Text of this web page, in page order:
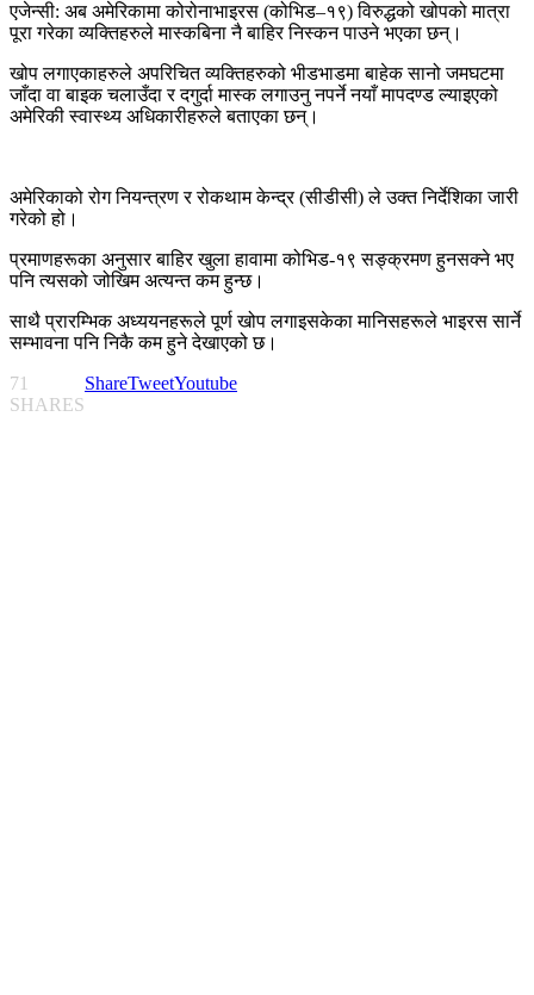
एजेन्सी: अब अमेरिकामा कोरोनाभाइरस (कोभिड–१९) विरुद्धको खोपको मात्रा
पूरा गरेका व्यक्तिहरुले मास्कबिना नै बाहिर निस्कन पाउने भएका छन्।
खोप लगाएकाहरुले अपरिचित व्यक्तिहरुको भीडभाडमा बाहेक सानो जमघटमा
जाँदा वा बाइक चलाउँदा र दगुर्दा मास्क लगाउनु नपर्ने नयाँ मापदण्ड ल्याइएको
अमेरिकी स्वास्थ्य अधिकारीहरुले बताएका छन्।
अमेरिकाको रोग नियन्त्रण र रोकथाम केन्द्र (सीडीसी) ले उक्त निर्देशिका जारी
गरेको हो।
प्रमाणहरूका अनुसार बाहिर खुला हावामा कोभिड-१९ सङ्क्रमण हुनसक्ने भए
पनि त्यसको जोखिम अत्यन्त कम हुन्छ।
साथै प्रारम्भिक अध्ययनहरूले पूर्ण खोप लगाइसकेका मानिसहरूले भाइरस सार्ने
सम्भावना पनि निकै कम हुने देखाएको छ।
71
SHARES
ShareTweetYoutube